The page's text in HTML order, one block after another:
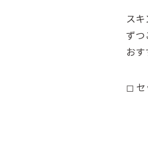
ス
ずつ
おす
◻︎ セ